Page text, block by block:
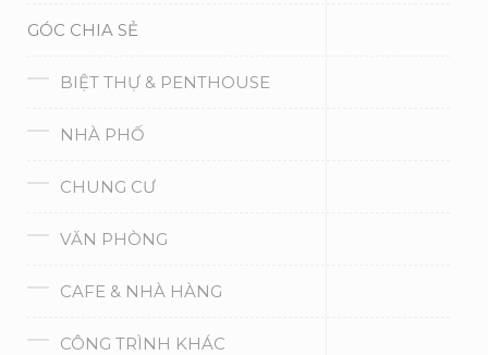
GÓC CHIA SẺ
BIỆT THỰ & PENTHOUSE
NHÀ PHỐ
CHUNG CƯ
VĂN PHÒNG
CAFE & NHÀ HÀNG
CÔNG TRÌNH KHÁC